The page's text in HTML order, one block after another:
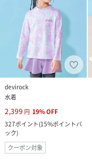
devirock
水着
2,399 円 19%OFF
327ポイント(15%ポイントバ
ック)
クーポン対象